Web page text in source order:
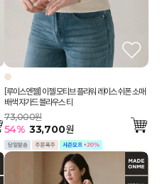
[루이스엔젤] 이젤 모티브 플라워 레이스 쉬폰 소매
배색 쟈가드 블라우스 티
73,000원
54% 33,700원